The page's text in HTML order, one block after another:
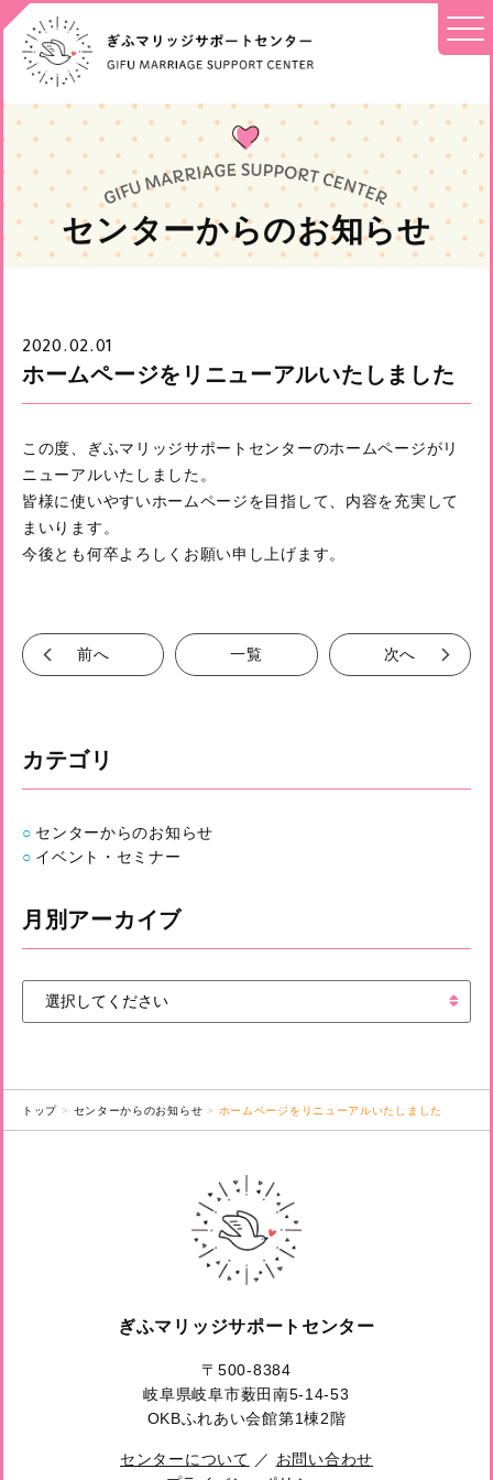
センターからのお知らせ
2020.02.01
ホームページをリニューアルいたしました
この度、ぎふマリッジサポートセンターのホームページがリ
ニューアルいたしました。
皆様に使いやすいホームページを目指して、内容を充実して
まいります。
今後とも何卒よろしくお願い申し上げます。
前へ 一覧 次へ
カテゴリ
センターからのお知らせ
イベント・セミナー
月別アーカイブ
トップ センターからのお知らせ ホームページをリニューアルいたしました
ぎふマリッジサポートセンター
〒500-8384
岐阜県岐阜市薮田南5-14-53
OKBふれあい会館第1棟2階
センターについて ／ お問い合わせ